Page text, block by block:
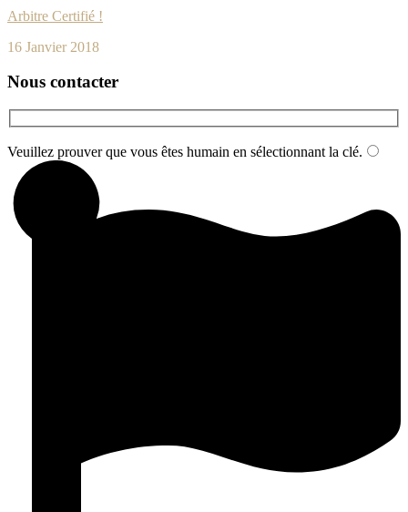
Arbitre Certifié !
16 Janvier 2018
Nous contacter
Veuillez prouver que vous êtes humain en sélectionnant la clé.